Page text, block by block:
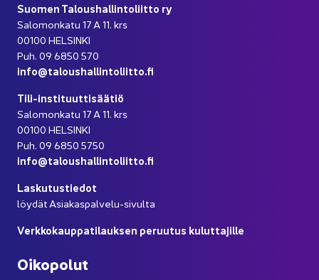
Suo­men Ta­lous­hal­lin­to­liit­to ry
Sa­lo­mon­ka­tu 17 A 11. krs
00100 HEL­SIN­KI
Puh. 09 6850 570
info@ta­lous­hal­lin­to­liit­to.fi
Tili-​instituuttisäätiö
Sa­lo­mon­ka­tu 17 A 11. krs
00100 HEL­SIN­KI
Puh. 09 6850 5750
info@ta­lous­hal­lin­to­liit­to.fi
Las­ku­tus­tie­dot
löy­dät Asiakaspalvelu-​sivulta
Verk­ko­kaup­pa­ti­lauk­sen pe­ruu­tus ku­lut­ta­jil­le
Oi­ko­po­lut